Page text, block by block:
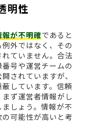
明性
が不明確であると
外ではなく、その
ていません。合法
号や運営チームの
されていますが、
しています。信頼
ず運営者情報がし
しょう。情報が不
可能性が高いと考